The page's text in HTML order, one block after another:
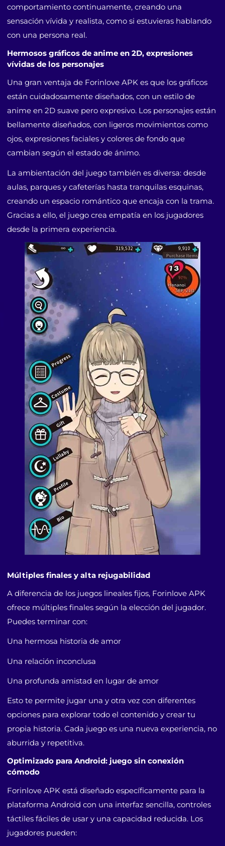
comportamiento continuamente, creando una
sensación vívida y realista, como si estuvieras hablando
con una persona real.
Hermosos gráficos de anime en 2D, expresiones
vívidas de los personajes
Una gran ventaja de Forinlove APK es que los gráficos
están cuidadosamente diseñados, con un estilo de
anime en 2D suave pero expresivo. Los personajes están
bellamente diseñados, con ligeros movimientos como
ojos, expresiones faciales y colores de fondo que
cambian según el estado de ánimo.
La ambientación del juego también es diversa: desde
aulas, parques y cafeterías hasta tranquilas esquinas,
creando un espacio romántico que encaja con la trama.
Gracias a ello, el juego crea empatía en los jugadores
desde la primera experiencia.
Múltiples finales y alta rejugabilidad
A diferencia de los juegos lineales fijos, Forinlove APK
ofrece múltiples finales según la elección del jugador.
Puedes terminar con:
Una hermosa historia de amor
Una relación inconclusa
Una profunda amistad en lugar de amor
Esto te permite jugar una y otra vez con diferentes
opciones para explorar todo el contenido y crear tu
propia historia. Cada juego es una nueva experiencia, no
aburrida y repetitiva.
Optimizado para Android: juego sin conexión
cómodo
Forinlove APK está diseñado específicamente para la
plataforma Android con una interfaz sencilla, controles
táctiles fáciles de usar y una capacidad reducida. Los
jugadores pueden: